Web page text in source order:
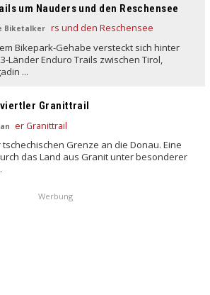
um Nauders und den Reschensee
Biketalker
Bikepark-Gehabe versteckt sich hinter
Länder Enduro Trails zwischen Tirol,
...
Granittrail
Grenze an die Donau. Eine
das Land aus Granit unter besonderer
Werbung